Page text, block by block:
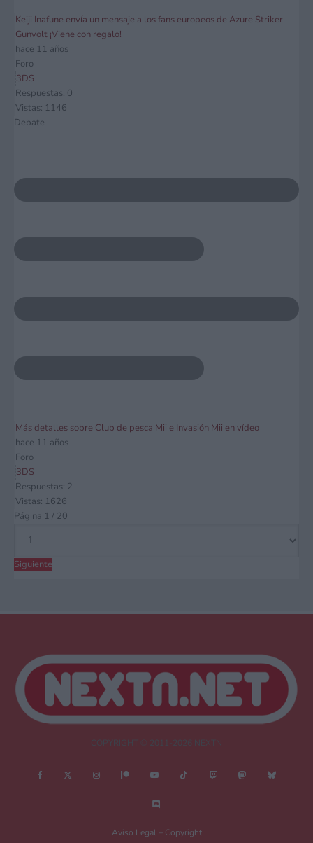
Keiji Inafune envía un mensaje a los fans europeos de Azure Striker
Gunvolt ¡Viene con regalo!
hace 11 años
Foro
3DS
Respuestas: 0
Vistas: 1146
Debate
Más detalles sobre Club de pesca Mii e Invasión Mii en vídeo
hace 11 años
Foro
3DS
Respuestas: 2
Vistas: 1626
Página 1 / 20
Siguiente
Aviso Legal – Copyright